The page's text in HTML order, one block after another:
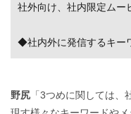
社外向け、社内限定ムー
◆社内外に発信するキー
野尻 「3つめに関しては